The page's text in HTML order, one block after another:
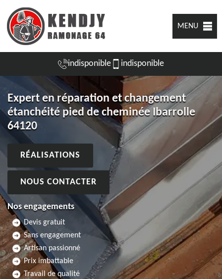
MENU
indisponible indisponible
Expert en réparation et changement
étanchéité pied de cheminée Ibarrolle
64120
RÉALISATIONS
NOUS CONTACTER
Nos engagements
Devis gratuit
Sans engagement
Artisan passionné
Prix imbattable
Travail de qualité